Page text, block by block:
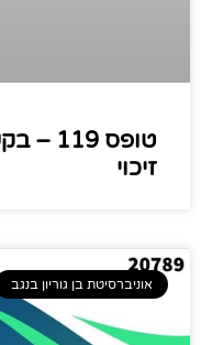
טופס
זיכוי
אוניברסיטת בן גוריון בנגב